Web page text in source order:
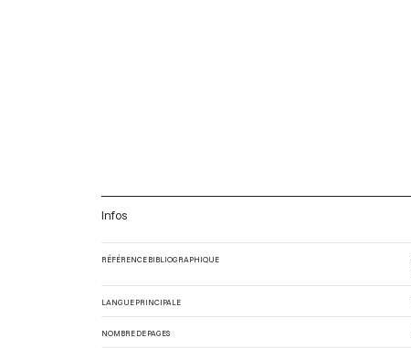
Infos
RÉFÉRENCE BIBLIOGRAPHIQUE
LANGUE PRINCIPALE
NOMBRE DE PAGES